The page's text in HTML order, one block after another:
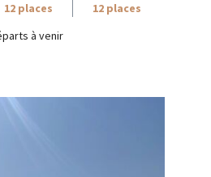
12 places
12 places
à venir